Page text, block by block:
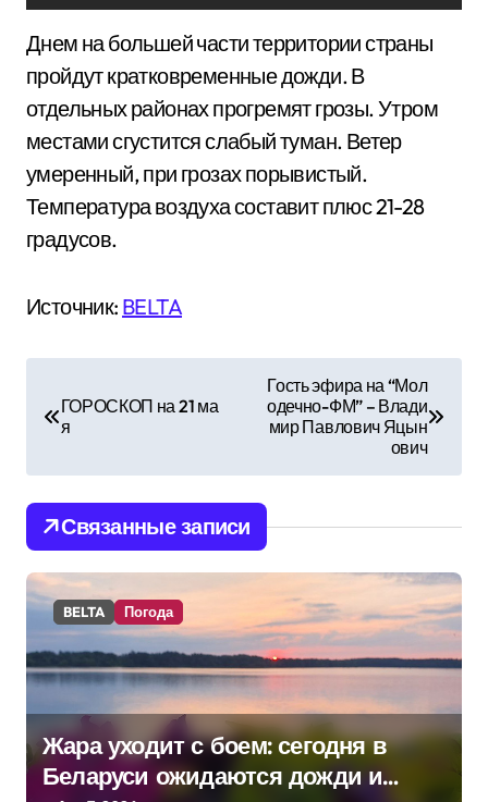
Днем на большей части территории страны
пройдут кратковременные дожди. В
отдельных районах прогремят грозы. Утром
местами сгустится слабый туман. Ветер
умеренный, при грозах порывистый.
Температура воздуха составит плюс 21-28
градусов.
Источник: BELTA
в
и
г
а
ц
и
я
п
ГОРОСКОП на 21 ма
я
Гость эфира на “Мол
одечно-ФМ” – Влади
мир Павлович Яцын
ович
Связанные записи
BELTA Погода
Жара уходит с боем: сегодня в
Беларуси ожидаются дожди и